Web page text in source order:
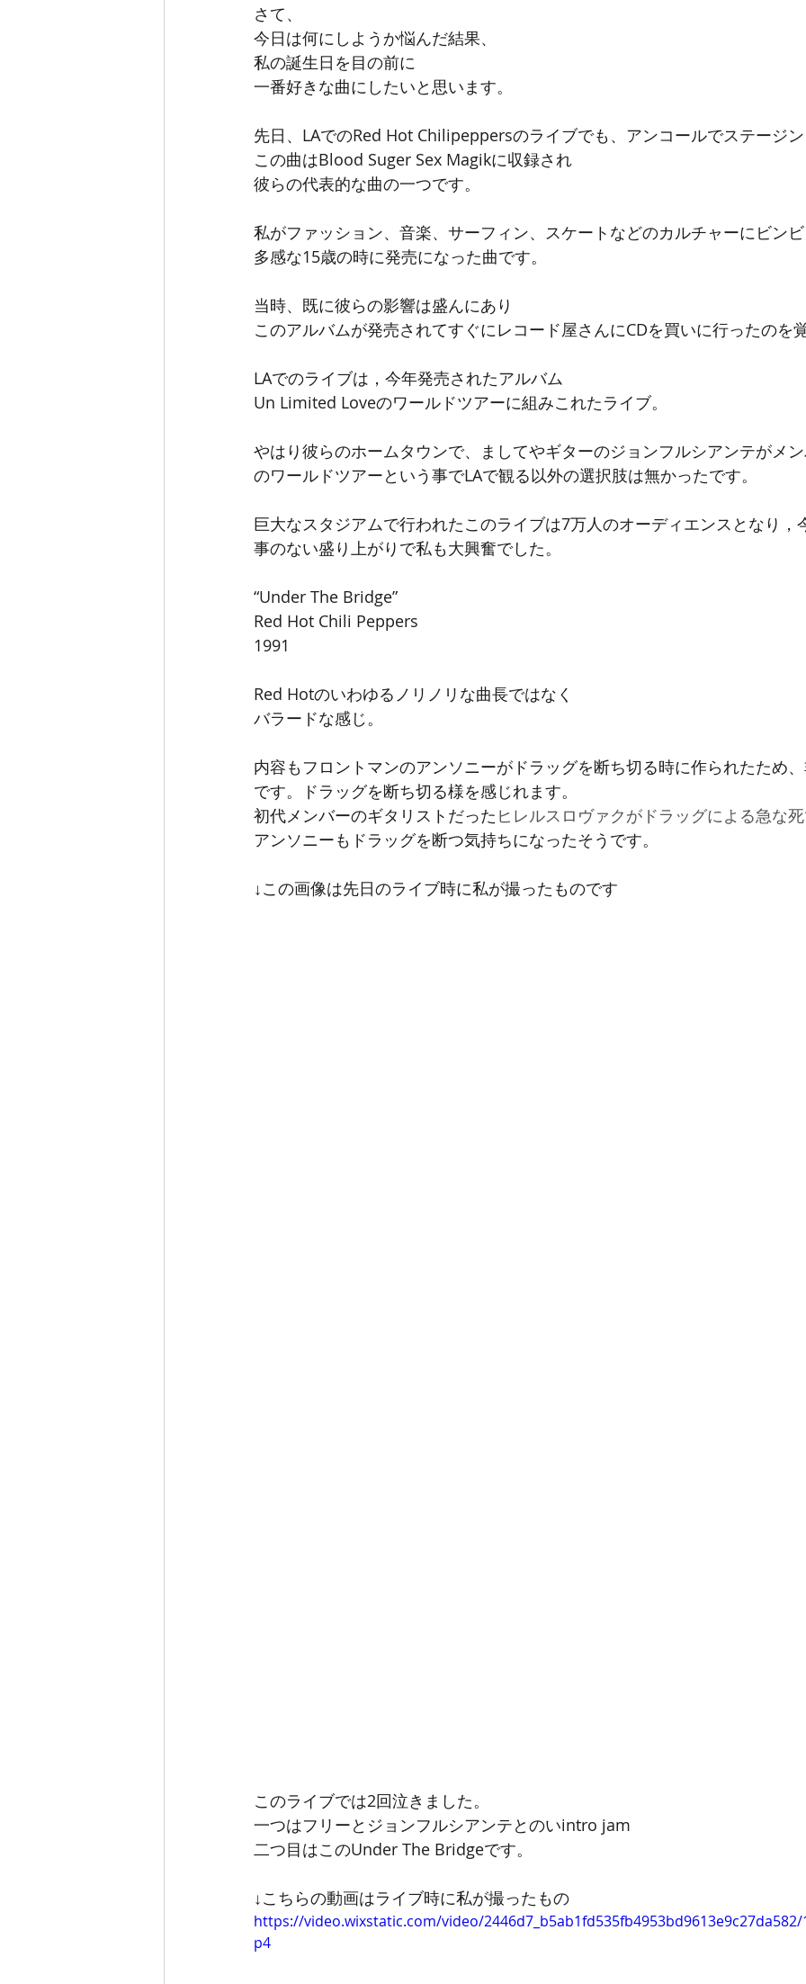
さて、
今日は何にしようか悩んだ結果、
私の誕生日を目の前に
一番好きな曲にしたいと思います。
先日、LAでのRed Hot Chilipeppersのライブでも、アンコールでステージ
この曲はBlood Suger Sex Magikに収録され
彼らの代表的な曲の一つです。
私がファッション、音楽、サーフィン、スケートなどのカルチャーにビン
多感な15歳の時に発売になった曲です。
当時、既に彼らの影響は盛んにあり
このアルバムが発売されてすぐにレコード屋さんにCDを買いに行ったのを
LAでのライブは，今年発売されたアルバム
Un Limited Loveのワールドツアーに組みこれたライブ。
やはり彼らのホームタウンで、ましてやギターのジョンフルシアンテがメ
のワールドツアーという事でLAで観る以外の選択肢は無かったです。
巨大なスタジアムで行われたこのライブは7万人のオーディエンスとなり，
事のない盛り上がりで私も大興奮でした。
“Under The Bridge”
Red Hot Chili Peppers
1991
Red Hotのいわゆるノリノリな曲長ではなく
バラードな感じ。
内容もフロントマンのアンソニーがドラッグを断ち切る時に作られたため
です。ドラッグを断ち切る様を感じれます。
初代メンバーのギタリストだった ヒレルスロヴァクがドラッグによる急な
アンソニーもドラッグを断つ気持ちになったそうです。
↓この画像は先日のライブ時に私が撮ったものです
このライブでは2回泣きました。
一つはフリーとジョンフルシアンテとのいintro jam
二つ目はこのUnder The Bridgeです。
↓こちらの動画はライブ時に私が撮ったもの
https://video.wixstatic.com/video/
p4